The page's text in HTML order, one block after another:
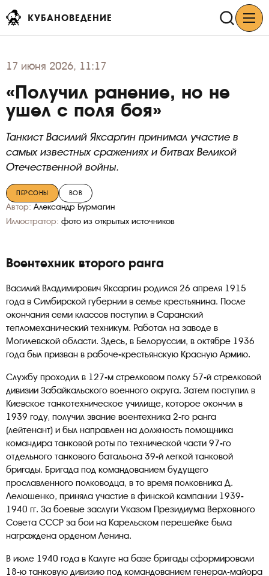
КУБАНОВЕДЕНИЕ
17 июня 2026, 11:17
«Получил ранение, но не
ушел с поля боя»
Танкист Василий Яксаргин принимал участие в
самых известных сражениях и битвах Великой
Отечественной войны.
ПЕРСОНЫ ВОВ
Автор: Александр Бурмагин
Иллюстратор: фото из открытых источников
Воентехник второго ранга
Василий Владимирович Яксаргин родился 26 апреля 1915
года в Симбирской губернии в семье крестьянина. После
окончания семи классов поступил в Саранский
тепломеханический техникум. Работал на заводе в
Могилевской области. Здесь, в Белоруссии, в октябре 1936
года был призван в рабоче-крестьянскую Красную Армию.
Службу проходил в 127-м стрелковом полку 57-й стрелковой
дивизии Забайкальского военного округа. Затем поступил в
Киевское танкотехническое училище, которое окончил в
1939 году, получил звание воентехника 2-го ранга
(лейтенант) и был направлен на должность помощника
командира танковой роты по технической части 97-го
отдельного танкового батальона 39-й легкой танковой
бригады. Бригада под командованием будущего
прославленного полководца, в то время полковника Д.
Лелюшенко, приняла участие в финской кампании 1939-
1940 гг. За боевые заслуги Указом Президиума Верховного
Совета СССР за бои на Карельском перешейке была
награждена орденом Ленина.
В июле 1940 года в Калуге на базе бригады сформировали
18-ю танковую дивизию под командованием генерал-майора